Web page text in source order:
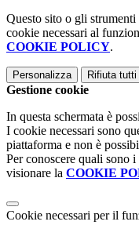
Questo sito o gli
cookie necessari al
COOKIE POLICY.
Personalizza Rifiuta tutti
Gestione cookie
In questa schermata è
I cookie necessari sono
piattaforma e non è
Per conoscere quali sono
visionare la COOKIE
Cookie necessari per il